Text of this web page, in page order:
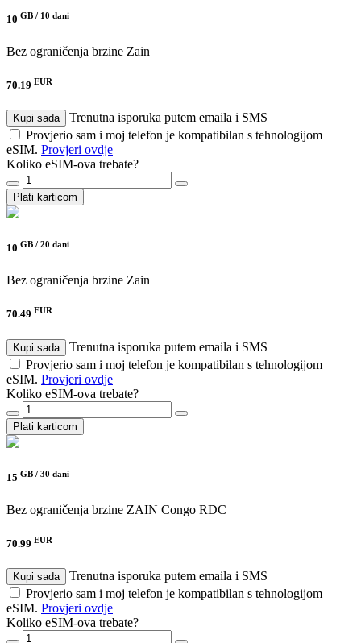
10 GB / 10 dani
Bez ograničenja brzine Zain
70.19 EUR
Kupi sada
Trenutna isporuka putem emaila i SMS
Provjerio sam i moj telefon je kompatibilan s tehnologijom
eSIM. Provjeri ovdje
Koliko eSIM-ova trebate?
Plati karticom
10 GB / 20 dani
Bez ograničenja brzine Zain
70.49 EUR
Kupi sada
Trenutna isporuka putem emaila i SMS
Provjerio sam i moj telefon je kompatibilan s tehnologijom
eSIM. Provjeri ovdje
Koliko eSIM-ova trebate?
Plati karticom
15 GB / 30 dani
Bez ograničenja brzine ZAIN Congo RDC
70.99 EUR
Kupi sada
Trenutna isporuka putem emaila i SMS
Provjerio sam i moj telefon je kompatibilan s tehnologijom
eSIM. Provjeri ovdje
Koliko eSIM-ova trebate?